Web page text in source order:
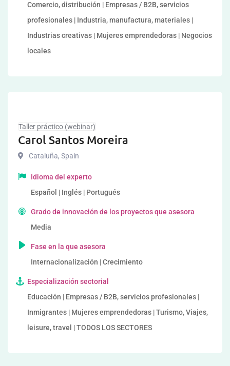
Comercio, distribución | Empresas / B2B, servicios
profesionales | Industria, manufactura, materiales |
Industrias creativas | Mujeres emprendedoras | Negocios
locales
Taller práctico (webinar)
Carol Santos Moreira
Cataluña, Spain
Idioma del experto
Español | Inglés | Portugués
Grado de innovación de los proyectos que asesora
Media
Fase en la que asesora
Internacionalización | Crecimiento
Especialización sectorial
Educación | Empresas / B2B, servicios profesionales |
Inmigrantes | Mujeres emprendedoras | Turismo, Viajes,
leisure, travel | TODOS LOS SECTORES